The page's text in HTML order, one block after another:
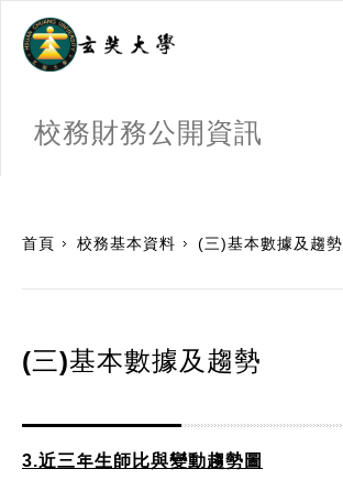
校務財務公開資訊
首頁 校務基本資料 (三)基本數據及趨勢
(三)基本數據及趨勢
3.近三年生師比與變動趨勢圖